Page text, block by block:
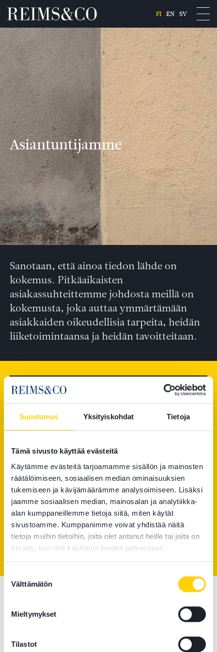
Suostumus Yksityiskohdat Tietoja
Tämä sivusto käyttää evästeitä
Käytämme evästeitä tarjoamamme sisällön ja mainosten
räätälöimiseen, sosiaalisen median ominaisuuksien
tukemiseen ja kävijämäärämme analysoimiseen. Lisäksi
jaamme sosiaalisen median, mainosalan ja analytiikka-
alan kumppaneillemme tietoja siitä, miten käytät
sivustoamme. Kumppanimme voivat yhdistää näitä
tietoja muihin tietoihin, joita olet antanut heille tai joita on
kerätty, kun olet käyttänyt heidän palvelujaan.
Suostumuksen
valinta
Välttämätön
Mieltymykset
Tilastot
FI EN SV
Asiantuntijamme
Sanotaan, että ainoa tiedon lähde on
kokemus. Pitkäaikaisten
asiakassuhteittemme johdosta meillä on
kokemusta, joka auttaa ymmärtämään
asiakkaiden oikeudellisia tarpeita, heidän
liiketoimintaansa ja heidän tavoitteitaan.
Vero-oikeus
Maria Renlund
Asianajaja
Kate von Konow
Neuvotteleva juristi